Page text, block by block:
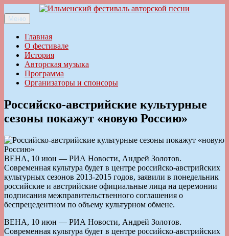
к
содержимому
Ильменский фестиваль авторской песни
Меню
Главная
О фестивале
История
Авторская музыка
Программа
Организаторы и спонсоры
Российско-австрийские культурные
сезоны покажут «новую Россию»
ВЕНА, 10 июн — РИА Новости, Андрей Золотов.
Современная культура будет в центре российско-австрийских
культурных сезонов 2013-2015 годов, заявили в понедельник
российские и австрийские официальные лица на церемонии
подписания межправительственного соглашения о
беспрецедентном по объему культурном обмене.
ВЕНА, 10 июн — РИА Новости, Андрей Золотов.
Современная культура будет в центре российско-австрийских